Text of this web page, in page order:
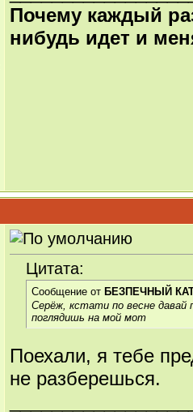
Почему каждый
нибудь идет и
Цитата:
Сообщение от БЕЗПЕЧНЫЙ
Серёж, кстати по весне давай
поглядишь на мой мот
Поехали, я тебе
не разберешься.